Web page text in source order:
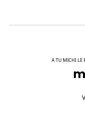
MEDIDAS:
A TU MICHI LE